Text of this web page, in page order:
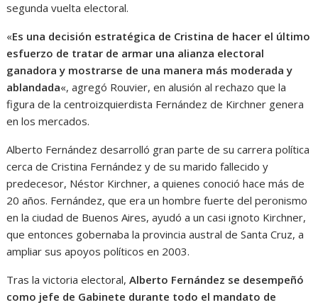
segunda vuelta electoral.
«Es una decisión estratégica de Cristina de hacer el último
esfuerzo de tratar de armar una alianza electoral
ganadora y mostrarse de una manera más moderada y
ablandada«, agregó Rouvier, en alusión al rechazo que la
figura de la centroizquierdista Fernández de Kirchner genera
en los mercados.
Alberto Fernández desarrolló gran parte de su carrera política
cerca de Cristina Fernández y de su marido fallecido y
predecesor, Néstor Kirchner, a quienes conoció hace más de
20 años. Fernández, que era un hombre fuerte del peronismo
en la ciudad de Buenos Aires, ayudó a un casi ignoto Kirchner,
que entonces gobernaba la provincia austral de Santa Cruz, a
ampliar sus apoyos políticos en 2003.
Tras la victoria electoral,Alberto Fernández se desempeñó
como jefe de Gabinete durante todo el mandato de